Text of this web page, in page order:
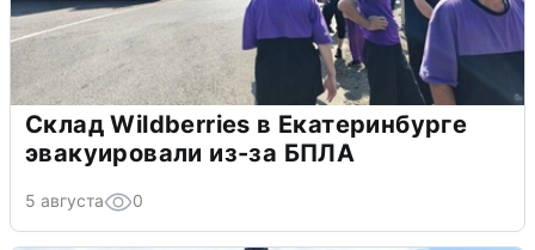
Склад Wildberries в Екатеринбурге
эвакуировали из-за БПЛА
5 августа 0